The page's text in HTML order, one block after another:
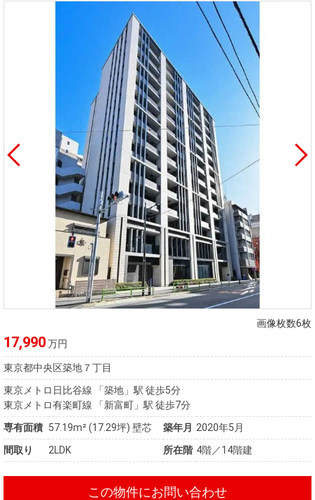
画像枚数6枚
17,990万円
東京都中央区築地７丁目
東京メトロ日比谷線 「築地」駅 徒歩5分
東京メトロ有楽町線 「新富町」駅 徒歩7分
専有面積 57.19m²(17.29坪) 壁芯 築年月 2020年5月
間取り
2LDK 所在階 4階／14階建
この物件にお問い合わせ